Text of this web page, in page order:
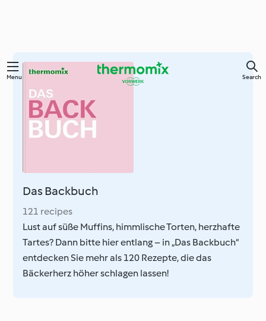
Skip
content
Menu Search
Das Backbuch
121 recipes
Lust auf süße Muffins, himmlische Torten, herzhafte
Tartes? Dann bitte hier entlang – in „Das Backbuch“
entdecken Sie mehr als 120 Rezepte, die das
Bäckerherz höher schlagen lassen!